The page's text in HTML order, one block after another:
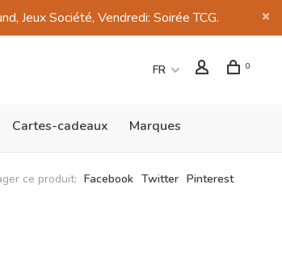
Jeux Société, Vendredi: Soirée TCG.
FR 0
Cartes-cadeaux Marques
ce produit: Facebook Twitter Pinterest